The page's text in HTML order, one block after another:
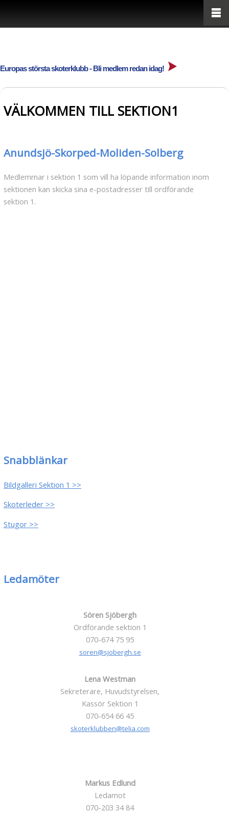
Europas största skoterklubb - Bli medlem redan idag!
VÄLKOMMEN TILL SEKTION1
Anundsjö-Skorped-Moliden-Solberg
Medlemmar i sektion 1 som vill ha löpande information inom
sektionen kan skicka sina e-postadresser till ordförande
sektion 1.
Snabblänkar
Bildgalleri Sektion 1 >>
Skoterleder >>
Stugor >>
Ledamöter
Sören Sjöbergh
Ordförande sektion 1
070-674 75 95
soren@sjobergh.se
Lena Westman
Sekreterare, Huvudstyrelsen,
Kassör Sektion 1
070-654 66 45
skoterklubben@telia.com
Markus Edlund
Ledamot
070-203 34 84